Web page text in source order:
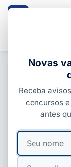
CARREIRA E
quase
salário
PorIvan Alves
Novas
Receba
concursos
antes
Seu
nome
Seu
mail